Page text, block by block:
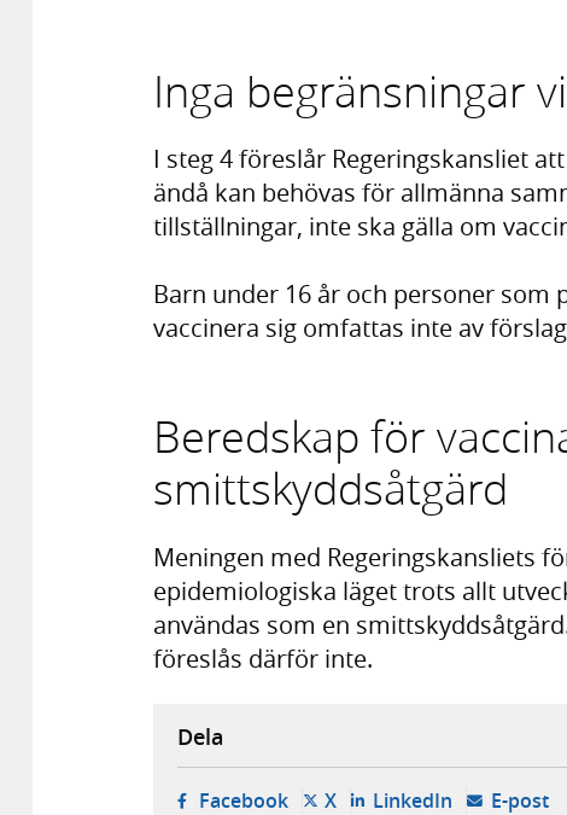
Inga begränsningar
I steg 4 föreslår Regeringskansliet
ändå kan behövas för allmänna
tillställningar, inte ska gälla om
Barn under 16 år och personer som
vaccinera sig omfattas inte av
Beredskap för
smittskyddsåtgärd
Meningen med Regeringskansliets
epidemiologiska läget trots allt
användas som en
föreslås därför inte.
Dela
Facebook- öppnas i ny flik, extern
X- öppnas i ny flik, extern
LinkedIn- öppnas i
E-post-